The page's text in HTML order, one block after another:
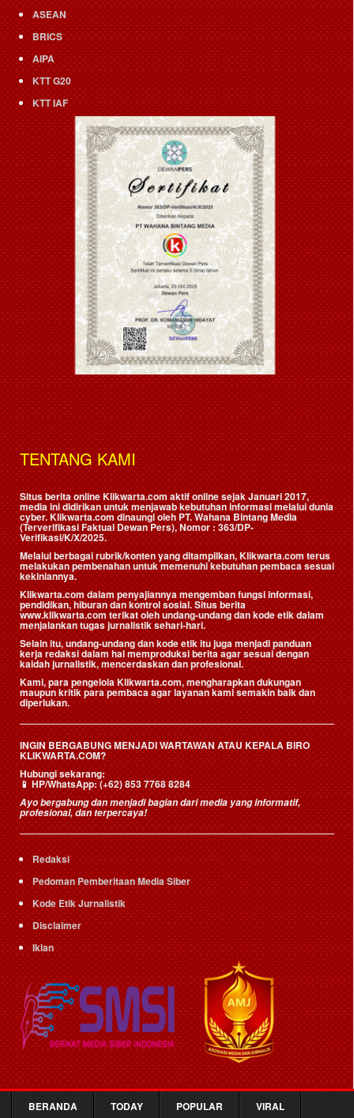
ASEAN
BRICS
AIPA
KTT G20
KTT IAF
TENTANG KAMI
Situs berita online Klikwarta.com aktif online sejak Januari 2017,
media ini didirikan untuk menjawab kebutuhan informasi melalui dunia
cyber. Klikwarta.com dinaungi oleh PT. Wahana Bintang Media
(Terverifikasi Faktual Dewan Pers), Nomor : 363/DP-
Verifikasi/K/X/2025.
Melalui berbagai rubrik/konten yang ditampilkan, Klikwarta.com terus
melakukan pembenahan untuk memenuhi kebutuhan pembaca sesuai
kekiniannya.
Klikwarta.com dalam penyajiannya mengemban fungsi informasi,
pendidikan, hiburan dan kontrol sosial. Situs berita
www.klikwarta.com terikat oleh undang-undang dan kode etik dalam
menjalankan tugas jurnalistik sehari-hari.
Selain itu, undang-undang dan kode etik itu juga menjadi panduan
kerja redaksi dalam hal memproduksi berita agar sesuai dengan
kaidah jurnalistik, mencerdaskan dan profesional.
Kami, para pengelola Klikwarta.com, mengharapkan dukungan
maupun kritik para pembaca agar layanan kami semakin baik dan
diperlukan.
INGIN BERGABUNG MENJADI WARTAWAN ATAU KEPALA BIRO
KLIKWARTA.COM?
Hubungi sekarang:
📱HP/WhatsApp:(+62) 853 7768 8284
Ayo bergabung dan menjadi bagian dari media yang informatif,
profesional, dan terpercaya!
Redaksi
Pedoman Pemberitaan Media Siber
Kode Etik Jurnalistik
Disclaimer
Iklan
BERANDA TODAY POPULAR VIRAL